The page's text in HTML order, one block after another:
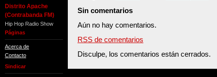
Distrito Apache
(Contrabanda FM)
Hip Hop Radio Show
Páginas
Acerca de
Contacto
Sindicar
Sin comentarios
Aún no hay comentarios.
RSS de comentarios
Disculpe, los comentarios están cerrados.